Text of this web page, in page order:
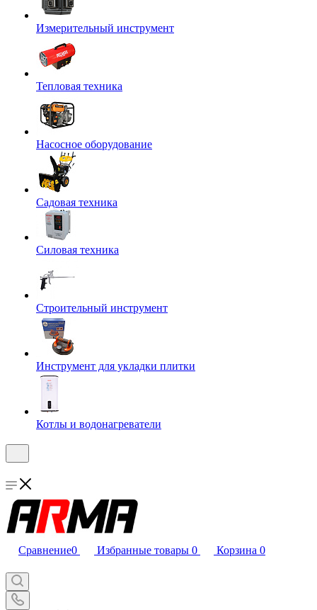
Измерительный инструмент
Тепловая техника
Насосное оборудование
Садовая техника
Силовая техника
Строительный инструмент
Инструмент для укладки плитки
Котлы и водонагреватели
Сравнение0 Избранные товары 0 Корзина 0